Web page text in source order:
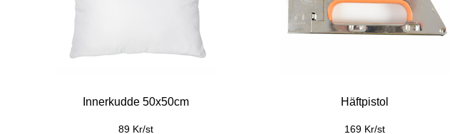
Innerkudde 50x50cm
89 Kr/st
Häftpistol
169 Kr/st